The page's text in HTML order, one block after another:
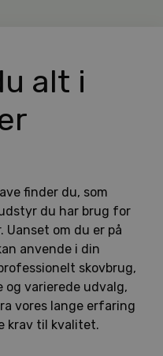
alt i
finder du, som
du har brug for
Uanset om du er på
anvende i din
skovbrug,
og varierede udvalg,
vores lange erfaring
krav til kvalitet.